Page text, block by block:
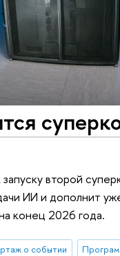
второй
ИИ и дополнит
конец 2026 года.
о событии